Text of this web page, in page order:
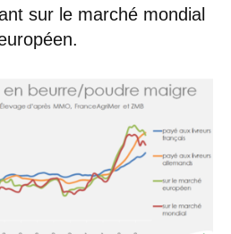
sur le marché mondial